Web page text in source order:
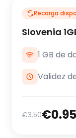
Recarga
Slovenia
1 GB de
Validez
€3.50€0.95